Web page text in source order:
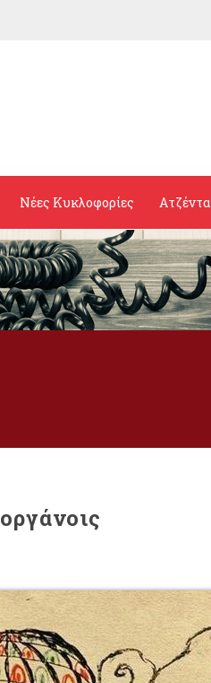
Νέες Κυκλοφορίες Ατζέντα